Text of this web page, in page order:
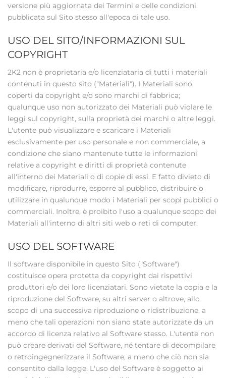
versione più aggiornata dei Termini e delle condizioni
pubblicata sul Sito stesso all'epoca di tale uso.
USO DEL SITO/INFORMAZIONI SUL
COPYRIGHT
2K2 non è proprietaria e/o licenziataria di tutti i materiali
contenuti in questo sito ("Materiali"). I Materiali sono
coperti da copyright e/o sono marchi di fabbrica;
qualunque uso non autorizzato dei Materiali può violare le
leggi sul copyright, sulla proprietà dei marchi o altre leggi.
L'utente può visualizzare e scaricare i Materiali
esclusivamente per uso personale e non commerciale, a
condizione che siano mantenute tutte le informazioni
relative a copyright e diritti di proprietà contenute
all'interno dei Materiali o di copie di essi. E fatto divieto di
modificare, riprodurre, esporre al pubblico, distribuire o
utilizzare in qualunque modo i Materiali per scopi pubblici o
commerciali. Inoltre, è proibito l'uso a qualunque scopo dei
Materiali all'interno di altri siti web o reti di computer.
USO DEL SOFTWARE
Il software disponibile in questo Sito ("Software")
costituisce opera protetta da copyright dai rispettivi
produttori e/o dei loro licenziatari. Sono vietate la copia e la
riproduzione del Software, su altri server o altrove, allo
scopo di una successiva riproduzione o ridistribuzione, a
meno che tali operazioni non siano state autorizzate da un
accordo di licenza relativo al Software stesso. L'utente non
può creare derivati del Software, né tentare di decompilare
o retroingegnerizzare il Software, a meno che ciò non sia
consentito dalla legge. L'uso del Software è soggetto ai